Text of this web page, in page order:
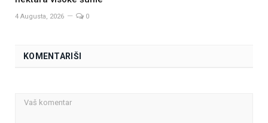
4 Augusta, 2026 0
KOMENTARIŠI